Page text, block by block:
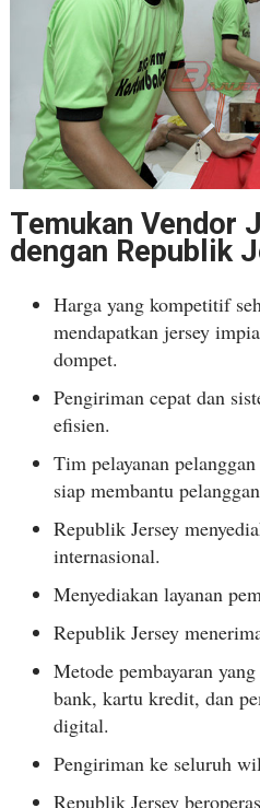
Temukan Vendor
dengan Republik
Harga yang kompetitif
mendapatkan jersey
dompet.
Pengiriman cepat dan
efisien.
Tim pelayanan
siap membantu
Republik Jersey
internasional.
Menyediakan layanan
Republik Jersey
Metode pembayaran
bank, kartu kredit, dan
digital.
Pengiriman ke seluruh
Republik Jersey